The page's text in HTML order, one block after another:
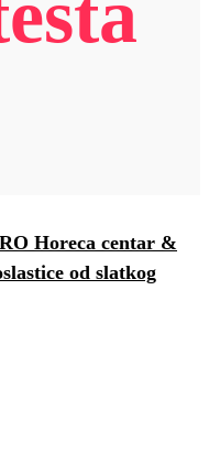
Horeca centar &
od slatkog